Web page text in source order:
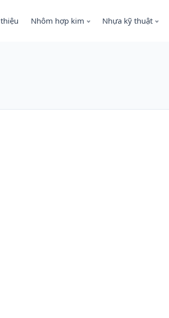
Nhôm hợp kim Nhựa kỹ thuật